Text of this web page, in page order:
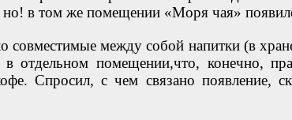
но! в том же помещении «Моря чая»
совместимые между собой напитки (в
отдельном помещении,что, конечно,
Спросил, с чем связано появление,